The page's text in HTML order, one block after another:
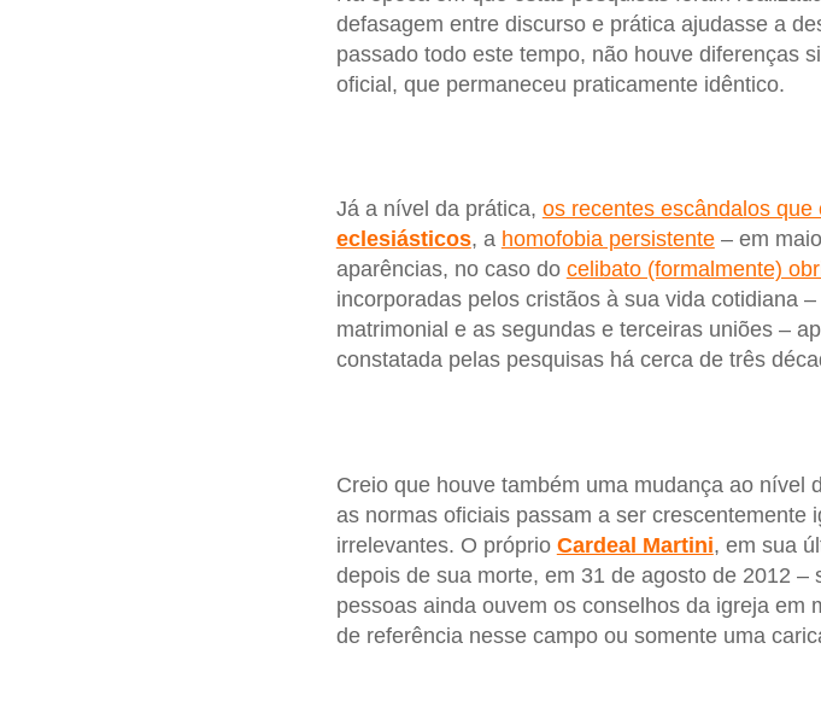
defasagem entre discurso e prática ajudasse a
passado todo este tempo, não houve diferenças
oficial, que permaneceu praticamente idêntico.
Já a nível da prática, os recentes escândalos que
eclesiásticos, a homofobia persistente– em
aparências, no caso do celibato (formalmente)
incorporadas pelos cristãos à sua vida cotidiana
matrimonial e as segundas e terceiras uniões –
constatada pelas pesquisas há cerca de três
Creio que houve também uma mudança ao nível
as normas oficiais passam a ser crescentemente
irrelevantes. O próprio Cardeal Martini, em sua
depois de sua morte, em 31 de agosto de 2012
pessoas ainda ouvem os conselhos da igreja em
de referência nesse campo ou somente uma